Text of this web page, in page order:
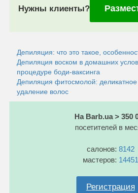
Нужны клиенты?
Депиляция: что это такое,
Депиляция воском в домашних
процедуре боди-ваксинга
Депиляция фитосмолой:
удаление волос
На Barb.ua > 350
посетителей в
салонов: 8142
мастеров: 14451
Регистрация